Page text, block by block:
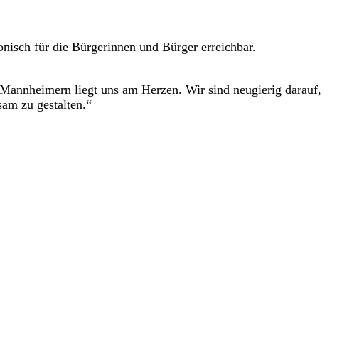
für die Bürgerinnen und Bürger erreichbar.
liegt uns am Herzen. Wir sind neugierig darauf,
zu gestalten.“